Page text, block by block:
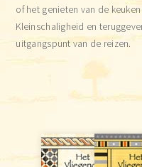
of het genieten van de
Kleinschaligheid en
uitgangspunt van de reizen.